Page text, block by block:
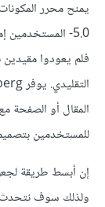
5.0-
المقال أو الصفحة
للمستخدمين
إن أبسط طريقة
ولذلك سوف نتحدث